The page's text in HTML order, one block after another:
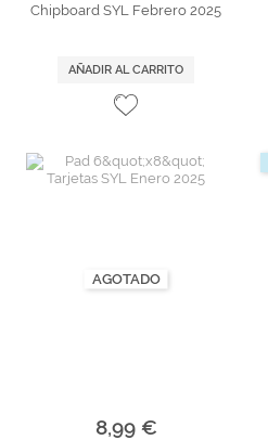
Chipboard SYL Febrero 2025
AÑADIR AL CARRITO
AGOTADO
8,99 €